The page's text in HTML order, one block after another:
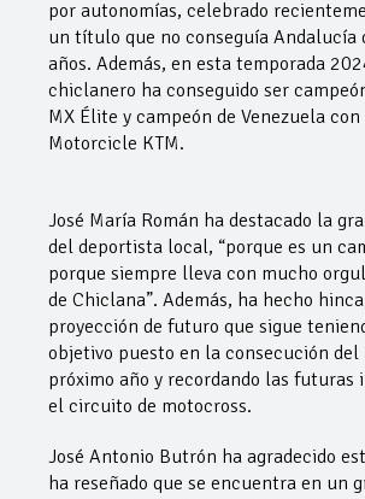
por autonomías, celebrado
un título que no conseguía Andalucía
años. Además, en esta temporada
chiclanero ha conseguido ser
MX Élite y campeón de Venezuela
Motorcicle KTM.
José María Román ha destacado la
del deportista local, “porque es un
porque siempre lleva con mucho
de Chiclana”. Además, ha hecho
proyección de futuro que sigue
objetivo puesto en la consecución
próximo año y recordando las futuras
el circuito de motocross.
José Antonio Butrón ha agradecido
ha reseñado que se encuentra en un